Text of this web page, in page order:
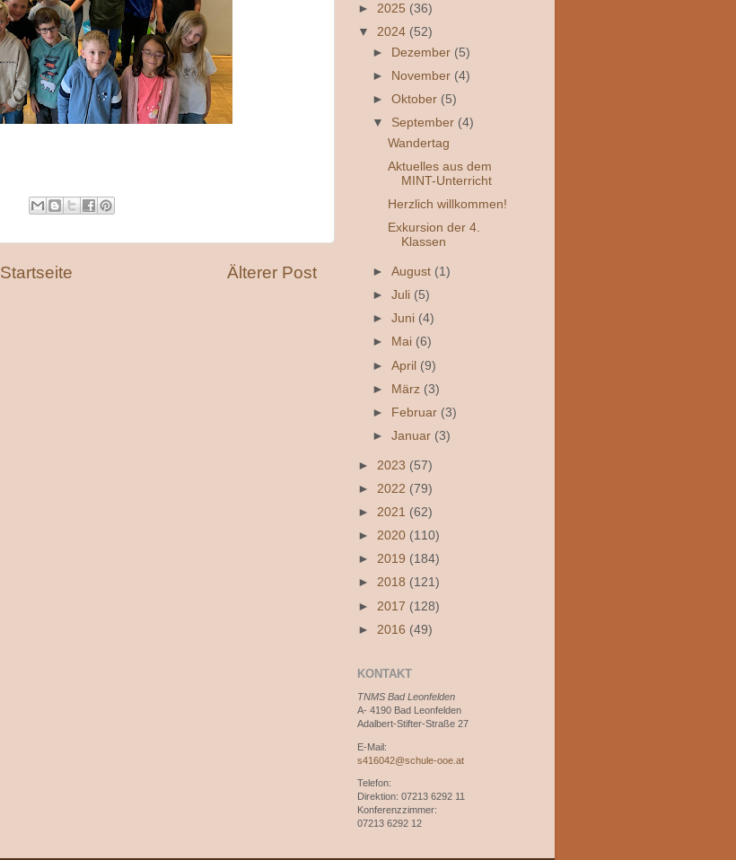
Älterer Post
Startseite
► 2025 (36)
▼ 2024 (52)
► Dezember (5)
►
November (4)
►Oktober (5)
▼ September (4)
Wandertag
Aktuelles aus dem
MINT-Unterricht
Herzlich willkommen!
Exkursion der 4.
Klassen
►August (1)
►Juli (5)
►Juni (4)
►
Mai (6)
►April (9)
► März (3)
►
Februar (3)
►Januar (3)
► 2023 (57)
► 2022 (79)
► 2021 (62)
► 2020 (110)
► 2019 (184)
► 2018 (121)
► 2017 (128)
► 2016 (49)
KONTAKT
TNMS Bad Leonfelden
A- 4190 Bad Leonfelden
Adalbert-Stifter-Straße 27
E-Mail:
s416042@schule-ooe.at
Telefon:
Direktion: 07213 6292 11
Konferenzzimmer:
07213 6292 12